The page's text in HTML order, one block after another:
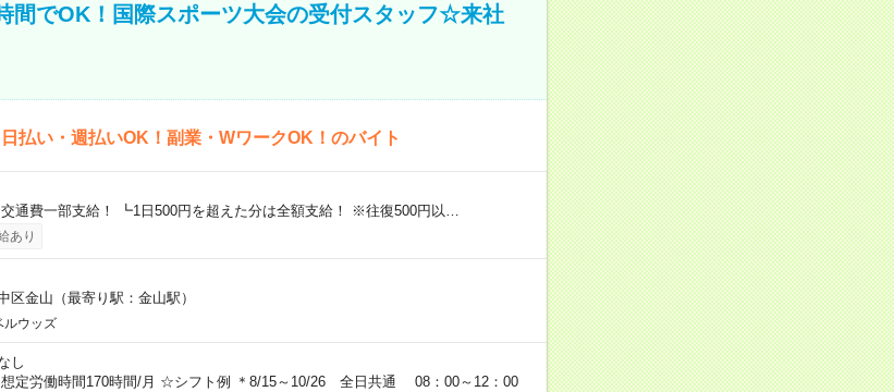
間でOK！国際スポーツ大会の受付スタッフ☆来社
払い・週払いOK！副業・WワークOK！のバイト
通費一部支給！ ┗1日500円を超えた分は全額支給！ ※往復500円以…
あり
区金山（最寄り駅：金山駅）
ルウッズ
し
想定労働時間170時間/月 ☆シフト例 ＊8/15～10/26 全日共通 08：00～12：00